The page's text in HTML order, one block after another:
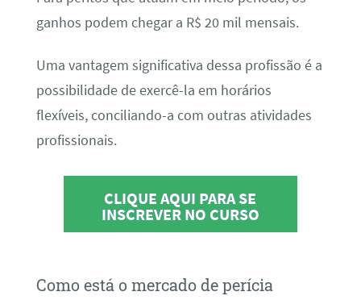
ganhos podem chegar a R$ 20 mil mensais.
Uma vantagem significativa dessa profissão é a
possibilidade de exercê-la em horários
flexíveis, conciliando-a com outras atividades
profissionais.
CLIQUE AQUI PARA SE
INSCREVER NO CURSO
Como está o mercado de perícia